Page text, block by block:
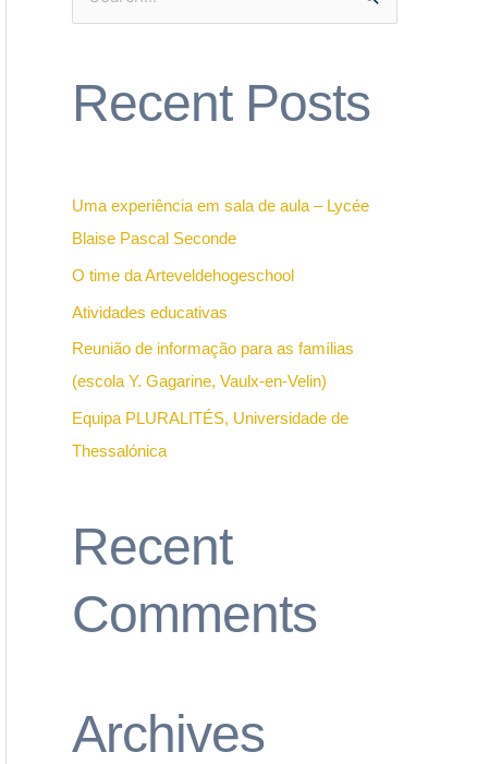
f
o
Recent Posts
Uma experiência em sala de aula – Lycée
Blaise Pascal Seconde
O time da Arteveldehogeschool
Atividades educativas
Reunião de informação para as famílias
(escola Y. Gagarine, Vaulx-en-Velin)
Equipa PLURALITÉS, Universidade de
Thessalónica
Recent
Comments
Archives